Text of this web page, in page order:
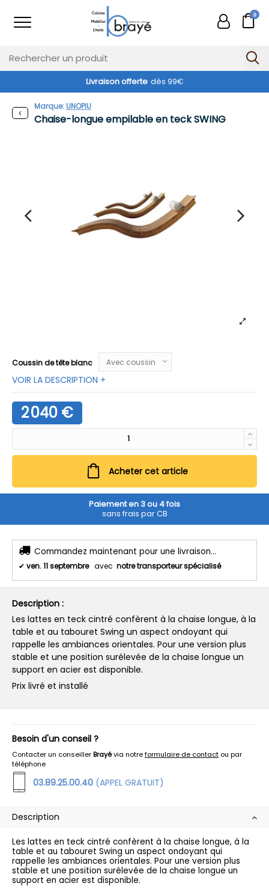
0
Livraison offerte dès 99€
Exclusivité web !
Chaise-longue empilable en teck SWING
Marque:UNOPIU
Coussin de tête blanc
VOIR LA DESCRIPTION +
2 040 €
Acheter cet article
Paiement en 3 ou 4 fois
sans frais par CB
Commandez maintenant pour une livraison...
✔ ven. 11 septembre avec notre transporteur spécialisé
Description :
Les lattes en teck cintré confèrent à la chaise longue, à la
table et au tabouret Swing un aspect ondoyant qui
rappelle les ambiances orientales. Pour une version plus
stable et une position surélevée de la chaise longue un
support en acier est disponible.
Prix livré et installé
Besoin d'un conseil ?
Contacter un conseillerBrayévia notreformulaire de contact ou par
téléphone
03.89.25.00.40 (APPEL GRATUIT)
Description
Les lattes en teck cintré confèrent à la chaise longue, à la
table et au tabouret Swing un aspect ondoyant qui
rappelle les ambiances orientales. Pour une version plus
stable et une position surélevée de la chaise longue un
support en acier est disponible.